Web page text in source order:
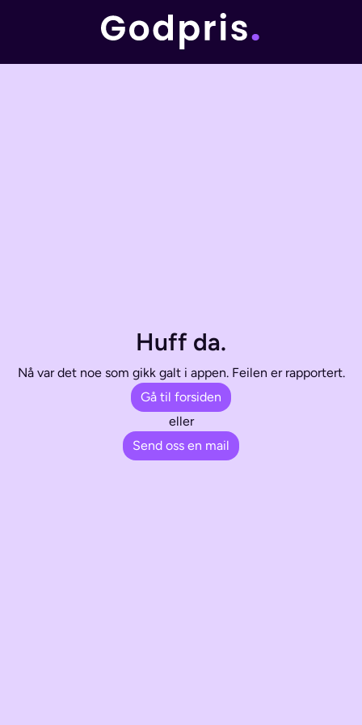
Huff da.
Nå var det noe som gikk galt i appen. Feilen er rapportert.
Gå til forsiden
eller
Send oss en mail